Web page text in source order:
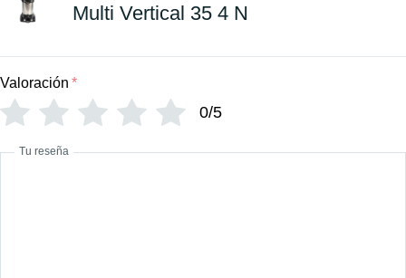
Multi Vertical 35 4 N
Valoración *
0/5
Tu reseña